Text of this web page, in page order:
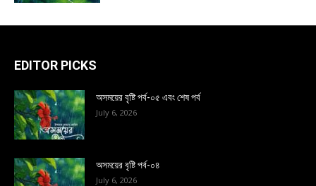
EDITOR PICKS
অসময়ের বৃষ্টি পর্ব-০৫ এবং শেষ পর্ব
July 6, 2026
অসময়ের বৃষ্টি পর্ব-০৪
July 6, 2026